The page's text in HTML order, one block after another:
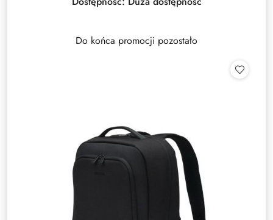
Do końca promocji pozostało